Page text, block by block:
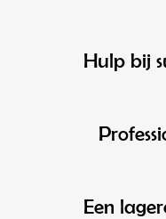
Hulp bij
Een